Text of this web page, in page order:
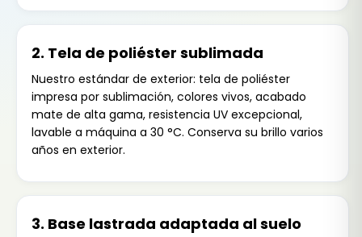
2. Tela de poliéster sublimada
Nuestro estándar de exterior: tela de poliéster
impresa por sublimación, colores vivos, acabado
mate de alta gama, resistencia UV excepcional,
lavable a máquina a 30 °C. Conserva su brillo varios
años en exterior.
3. Base lastrada adaptada al suelo